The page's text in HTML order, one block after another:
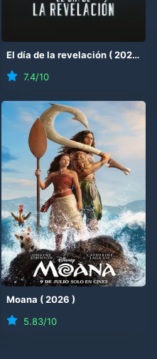
)El día de la revelación (2026 )
7.4/10
Moana (2026 )
5.83/10